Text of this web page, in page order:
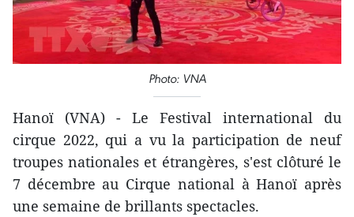
Photo: VNA
Hanoï (VNA) - Le Festival international du
cirque 2022, qui a vu la participation de neuf
troupes nationales et étrangères, s'est clôturé le
7 décembre au Cirque national à Hanoï après
une semaine de brillants spectacles.